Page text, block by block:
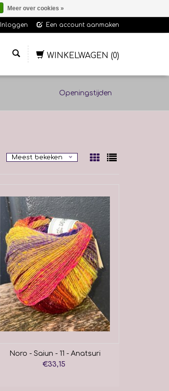
Inloggen Een account aanmaken
WINKELWAGEN (0)
Openingstijden
Meest bekeken
Noro - Saiun - 11 - Anatsuri
€33,15
Meer over cookies »